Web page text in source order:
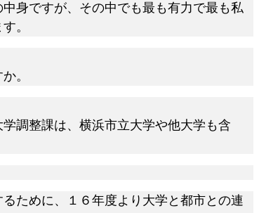
身ですが、その中でも最も有力で最も私
。
。
調整課は、横浜市立大学や他大学も含
ために、１６年度より大学と都市との連